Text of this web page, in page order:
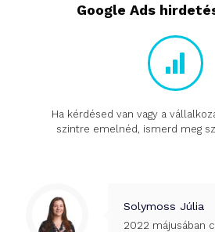
Google Ads
Ha kérdésed van vagy a
szintre emelnéd, ismerd meg
Solymoss Júlia
2022 májusában